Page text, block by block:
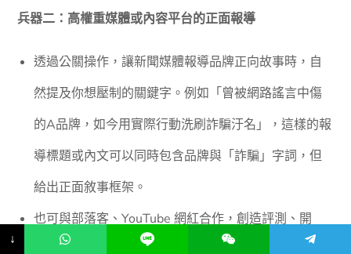
兵器二：高權重媒體或內容平台的正面報導
透過公關操作，讓新聞媒體報導品牌正向故事時，自
然提及你想壓制的關鍵字。例如「曾被網路謠言中傷
的A品牌，如今用實際行動洗刷詐騙汙名」，這樣的報
導標題或內文可以同時包含品牌與「詐騙」字詞，但
給出正面敘事框架。
也可與部落客、YouTube 網紅合作，創造評測、開
箱、專訪內容，並在標題、描述、標籤中策略性置入
↓